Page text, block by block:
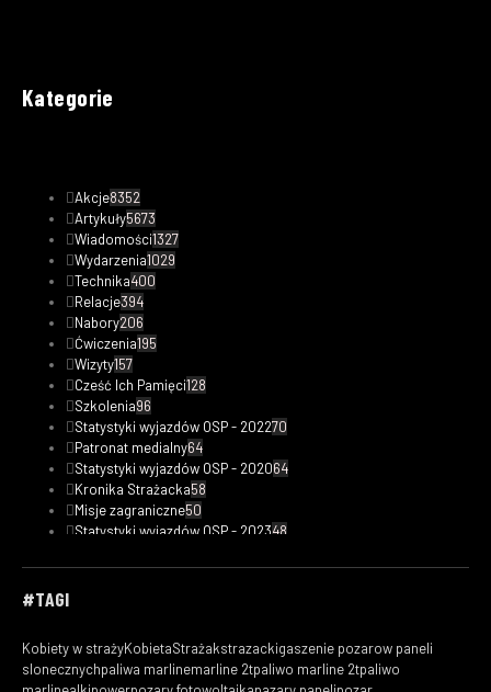
Kategorie
Akcje8352
Artykuły5673
Wiadomości1327
Wydarzenia1029
Technika400
Relacje394
Nabory206
Ćwiczenia195
Wizyty157
Cześć Ich Pamięci128
Szkolenia96
Statystyki wyjazdów OSP - 202270
Patronat medialny64
Statystyki wyjazdów OSP - 202064
Kronika Strażacka58
Misje zagraniczne50
Statystyki wyjazdów OSP - 202348
Fotorelacje33
Statystyki wyjazdów OSP - 201918
Wasze16
#TAGI
Kobiety w strażyKobietaStrażakstrazackigaszenie pozarow paneli
slonecznychpaliwa marlinemarline 2tpaliwo marline 2tpaliwo